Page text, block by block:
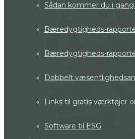
Sådan kommer du i gang
Bæredygtigheds-
Bæredygtigheds-
Dobbelt
Links til gratis værktøjer
Software til ESG